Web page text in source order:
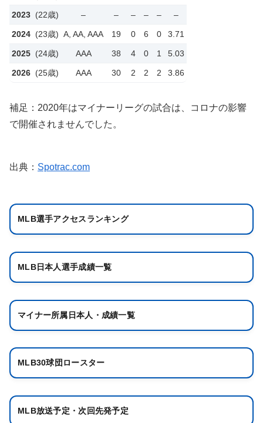
2023 (22歳) – – – – – –
2024 (23歳) A, AA, AAA 19 0 6 0 3.71
2025 (24歳) AAA 38 4 0 1 5.03
2026 (25歳) AAA 30 2 2 2 3.86
補足：2020年はマイナーリーグの試合は、コロナの影響
で開催されませんでした。
出典： Spotrac.com
MLB選手アクセスランキング
MLB日本人選手成績一覧
マイナー所属日本人・成績一覧
MLB30球団ロースター
MLB放送予定・次回先発予定